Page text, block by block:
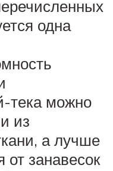
одна
тека можно
из
а лучше
от занавесок